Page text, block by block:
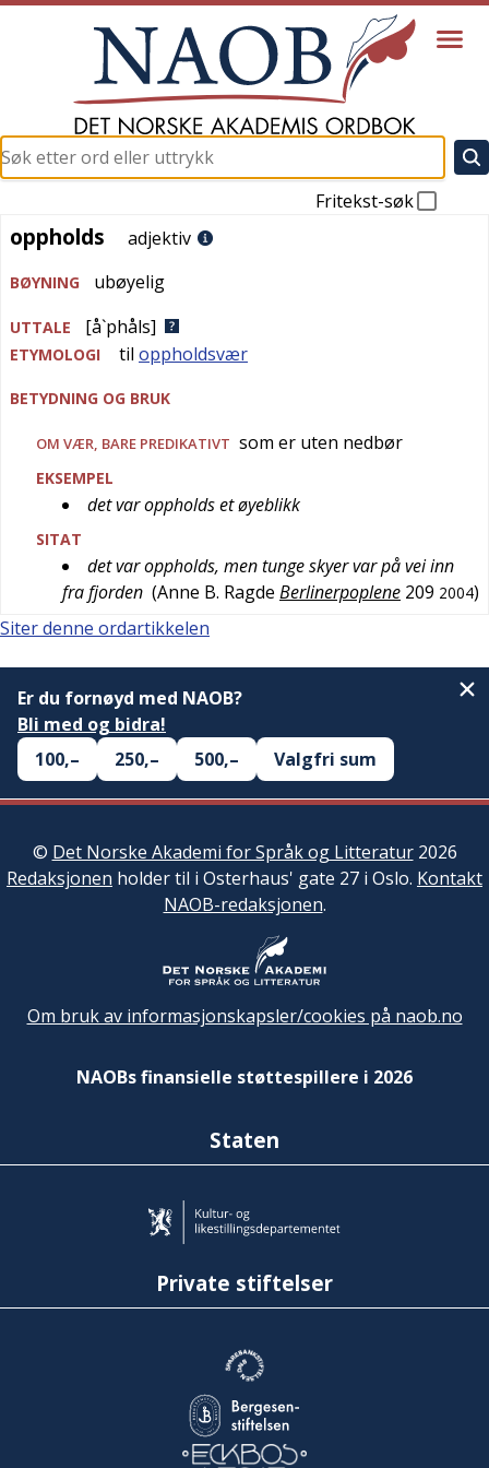
Fritekst-søk
oppholds
oppholds adjektiv
BØYNING ubøyelig
UTTALE [å`phåls]
ETYMOLOGI til oppholdsvær
BETYDNING OG BRUK
OM VÆR, BARE PREDIKATIVT som er uten nedbør
EKSEMPEL
det var oppholds et øyeblikk
SITAT
det var oppholds, men tunge skyer var på vei inn
fra fjorden (Anne B. Ragde Berlinerpoplene 209 2004)
Siter denne ordartikkelen
Er du fornøyd med NAOB?
Bli med og bidra!
100,–
250,– 500,– Valgfri sum
© Det Norske Akademi for Språk og Litteratur2026
Redaksjonen holder til i Osterhaus' gate 27 i Oslo. Kontakt
NAOB-redaksjonen.
Om bruk av informasjonskapsler/cookies på naob.no
NAOBs finansielle støttespillere i 2026
Staten
Private stiftelser